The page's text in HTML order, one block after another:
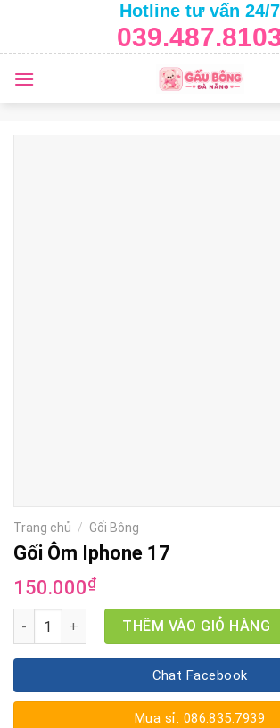
content
Hotline tư vấn 24/7
Trang chủ / Gối Bông
Gối Ôm Iphone 17
150.000₫
Gối Ôm Iphone 17 số lượngTHÊM VÀO GIỎ HÀNG
Chat Facebook
Mua sỉ: 086.835.7939